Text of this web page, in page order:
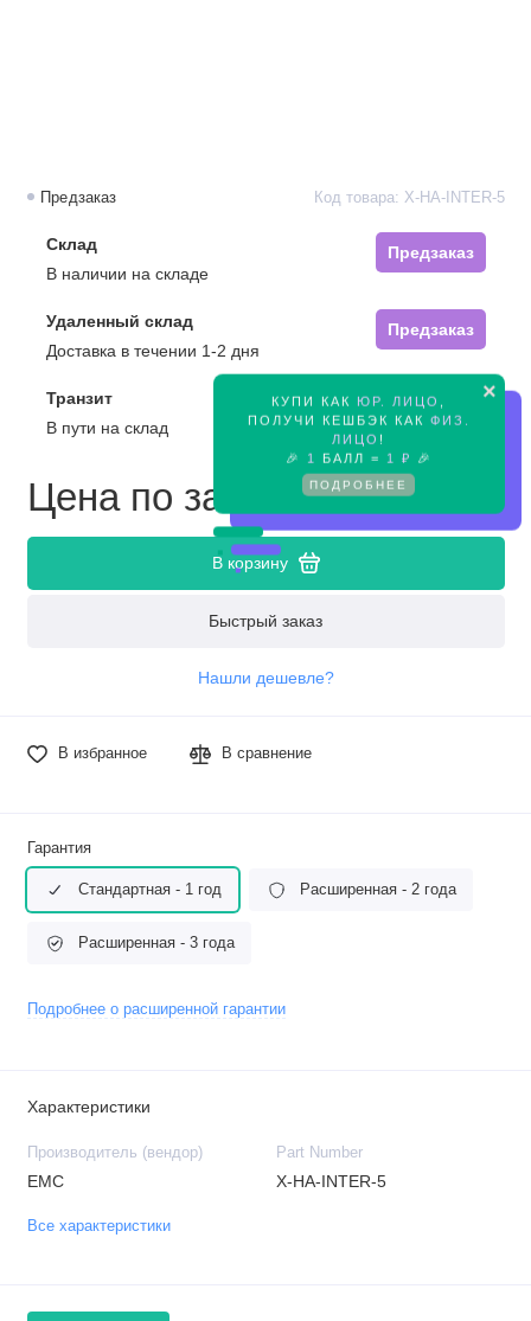
×
КУПИ КАК ЮР. ЛИЦО
ПОЛУЧИ КЕШБЭК КАК ФИЗ.
ЛИЦО !
🎉
1 БАЛЛ = 1 ₽ 🎉
ПОДРОБНЕЕ
Предзаказ Код товара: X-HA-INTER-5
Склад
Предзаказ
В наличии на складе
Удаленный склад
Предзаказ
Доставка в течении 1-2 дня
Транзит
Предзаказ
В пути на склад
Цена по запросу
В корзину
Быстрый заказ
Нашли дешевле?
В избранное В сравнение
Гарантия
Стандартная - 1 год Расширенная - 2 года
Расширенная - 3 года
Подробнее о расширенной гарантии
Характеристики
Производитель (вендор)
EMC
Part Number
X-HA-INTER-5
Все характеристики